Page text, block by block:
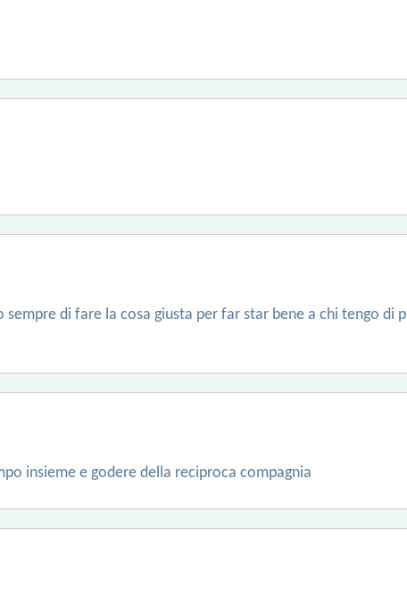
di fare la cosa giusta per far star bene a chi tengo di
insieme e godere della reciproca compagnia